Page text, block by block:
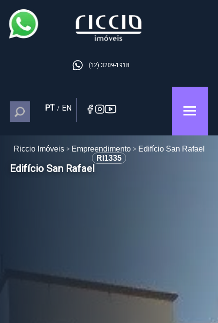
(12) 3209-1918
PT / EN
Riccio Imóveis Empreendimento
Edifício San Rafael
RI1335
Edifício San Rafael